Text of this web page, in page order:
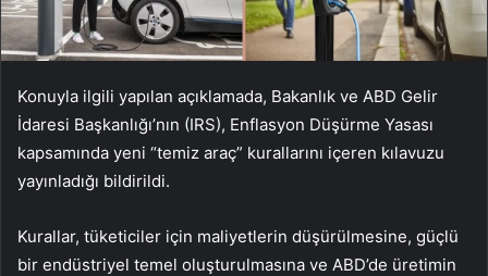
Konuyla ilgili yapılan açıklamada, Bakanlık ve ABD Gelir
İdaresi Başkanlığı’nın (IRS), Enflasyon Düşürme Yasası
kapsamında yeni “temiz araç” kurallarını içeren kılavuzu
yayınladığı bildirildi.
Kurallar, tüketiciler için maliyetlerin düşürülmesine, güçlü
bir endüstriyel temel oluşturulmasına ve ABD’de üretimin